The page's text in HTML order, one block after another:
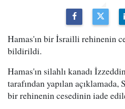
Hamas'ın bir İsrailli rehinenin
bildirildi.
Hamas'ın silahlı kanadı
tarafından yapılan
bir rehinenin cesedinin iade